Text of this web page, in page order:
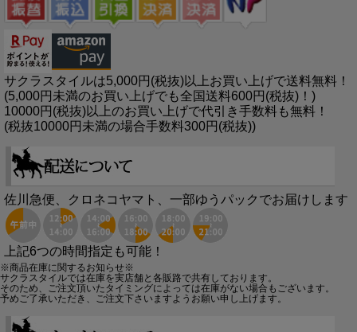
サクラスタイルは5,000円(税抜)以上お買い上げで送料無料！
(5,000円未満のお買い上げでも全国送料600円(税抜)！)
10000円(税抜)以上のお買い上げで代引き手数料も無料！
(税抜10000円未満の場合手数料300円(税抜))
佐川急便、クロネコヤマト、一部ゆうパックでお届けします
上記6つの時間指定も可能！
※商品在庫に関するお知らせ※
サクラスタイルでは在庫を実店舗と各販路で共有しております。
そのため、ご注文頂いたタイミングによっては在庫がない場合もございます。
予めご了承いただき、ご注文下さいますようお願い申し上げます。